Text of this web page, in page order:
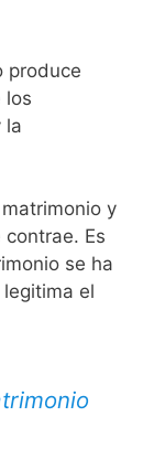
produce
los
la
y
Es
se ha
el